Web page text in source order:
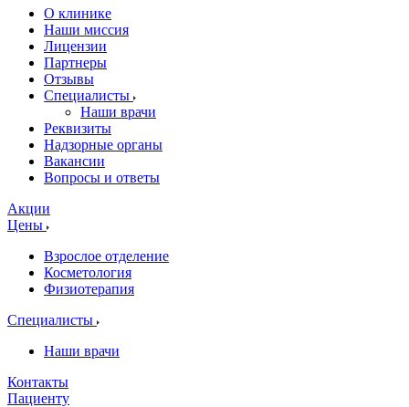
О клинике
Наши миссия
Лицензии
Партнеры
Отзывы
Специалисты
Наши врачи
Реквизиты
Надзорные органы
Вакансии
Вопросы и ответы
Акции
Цены
Взрослое отделение
Косметология
Физиотерапия
Специалисты
Наши врачи
Контакты
Пациенту